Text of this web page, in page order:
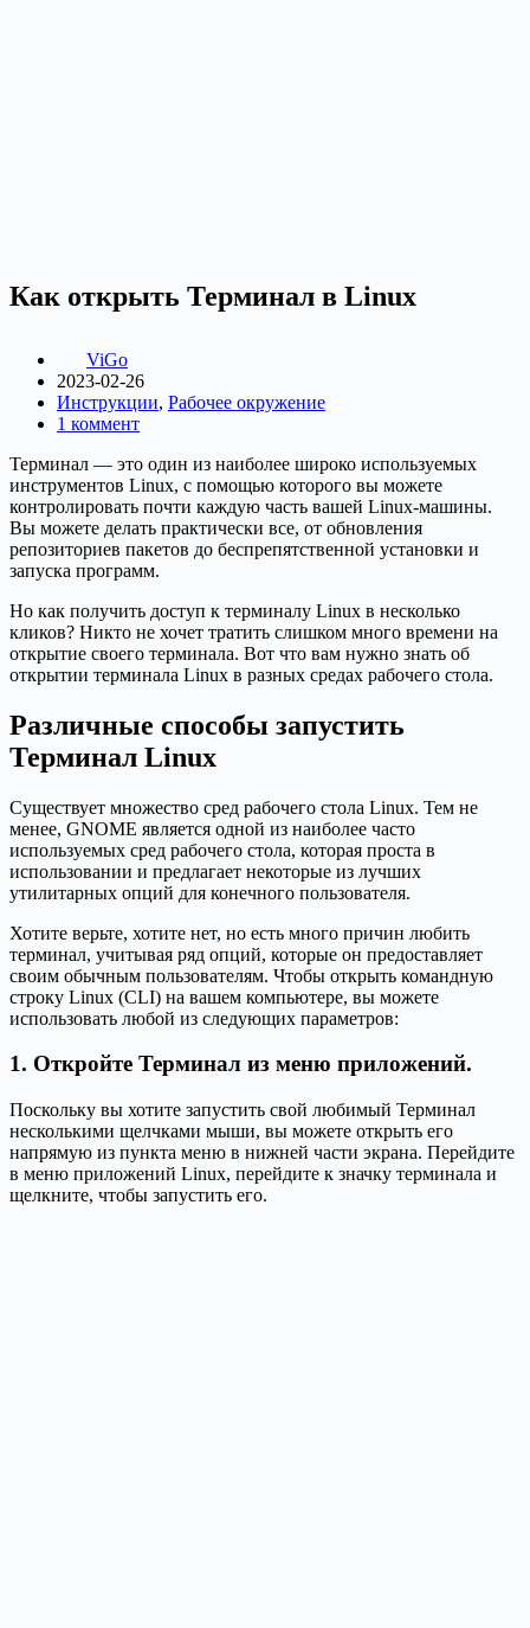
Как открыть Терминал в Linux
ViGo
2023-02-26
Инструкции, Рабочее окружение
1 коммент
Терминал — это один из наиболее широко используемых
инструментов Linux, с помощью которого вы можете
контролировать почти каждую часть вашей Linux-машины.
Вы можете делать практически все, от обновления
репозиториев пакетов до беспрепятственной установки и
запуска программ.
Но как получить доступ к терминалу Linux в несколько
кликов? Никто не хочет тратить слишком много времени на
открытие своего терминала. Вот что вам нужно знать об
открытии терминала Linux в разных средах рабочего стола.
Различные способы запустить
Терминал Linux
Существует множество сред рабочего стола Linux. Тем не
менее, GNOME является одной из наиболее часто
используемых сред рабочего стола, которая проста в
использовании и предлагает некоторые из лучших
утилитарных опций для конечного пользователя.
Хотите верьте, хотите нет, но есть много причин любить
терминал, учитывая ряд опций, которые он предоставляет
своим обычным пользователям. Чтобы открыть командную
строку Linux (CLI) на вашем компьютере, вы можете
использовать любой из следующих параметров:
1. Откройте Терминал из меню приложений.
Поскольку вы хотите запустить свой любимый Терминал
несколькими щелчками мыши, вы можете открыть его
напрямую из пункта меню в нижней части экрана. Перейдите
в меню приложений Linux, перейдите к значку терминала и
щелкните, чтобы запустить его.